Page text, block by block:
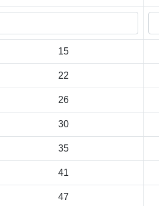
15
22
26
30
35
41
47